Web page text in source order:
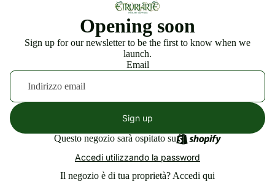
Opening soon
Sign up for our newsletter to be the first to know when we
launch.
Email
Sign up
Questo negozio sarà ospitato su
Accedi utilizzando la password
Il negozio è di tua proprietà? Accedi qui